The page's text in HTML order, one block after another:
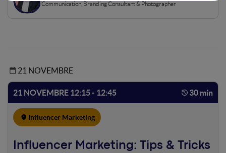
Communication, Branding Consultant & Photographer
21 NOVEMBRE
21 NOVEMBRE 12:15 - 12:45 30 min
Influencer Marketing
Influencer Marketing: Tips & Tricks